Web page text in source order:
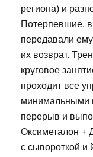
региона) и
Потерпевшие,
передавали
их возврат.
круговое
проходит все
минимальными
перерыв и
Оксиметалон +
с сывороткой и